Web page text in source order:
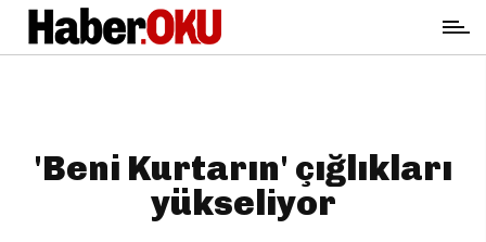
'Beni Kurtarın' çığlıkları
yükseliyor